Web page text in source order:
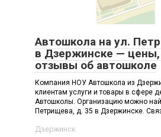
Автошкола на ул.
в Дзержинске —
отзывы об автошколе
Компания НОУ Автошкола из
клиентам услуги и товары в сфере
Автошколы. Организацию можно
Петрищева, д. 35 в Дзержинске.
Дзержинск